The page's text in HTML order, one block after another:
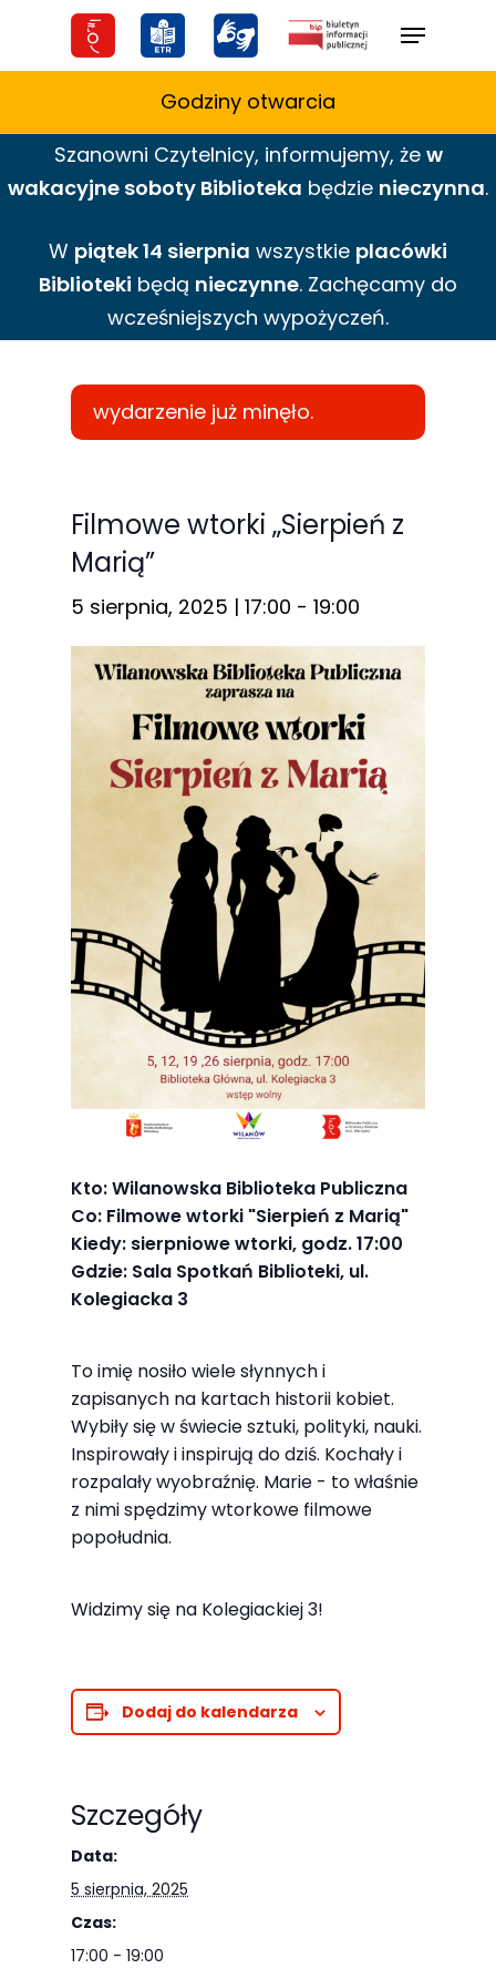
Menu
Godziny otwarcia
Szanowni Czytelnicy, informujemy, że w
wakacyjne soboty Biblioteka będzie nieczynna.
W piątek 14 sierpnia wszystkie placówki
Biblioteki będą nieczynne. Zachęcamy do
wcześniejszych wypożyczeń.
wydarzenie już minęło.
Filmowe wtorki „Sierpień z
Marią”
5 sierpnia, 2025 | 17:00 - 19:00
Kto: Wilanowska Biblioteka Publiczna
Co: Filmowe wtorki "Sierpień z Marią"
Kiedy: sierpniowe wtorki, godz. 17:00
Gdzie: Sala Spotkań Biblioteki, ul.
Kolegiacka 3
To imię nosiło wiele słynnych i
zapisanych na kartach historii kobiet.
Wybiły się w świecie sztuki, polityki, nauki.
Inspirowały i inspirują do dziś. Kochały i
rozpalały wyobraźnię. Marie - to właśnie
z nimi spędzimy wtorkowe filmowe
popołudnia.
Widzimy się na Kolegiackiej 3!
Dodaj do kalendarza
Szczegóły
Data:
5 sierpnia, 2025
Czas:
17:00 - 19:00
Konieczne
Te pliki cookie
opcjonalne. Są
one potrzebne
Statystyka
Abyśmy mogli
funkcjonalność
strony
na podstawie
tego, jak
strona jest
używana.
Aby nasza
strona
internetowa
działała jak
najlepiej
podczas
Jeśli odrzucisz
znikną ze strony
internetowej.
Marketing
Udostępniając
swoje
zainteresowania i
zachowania